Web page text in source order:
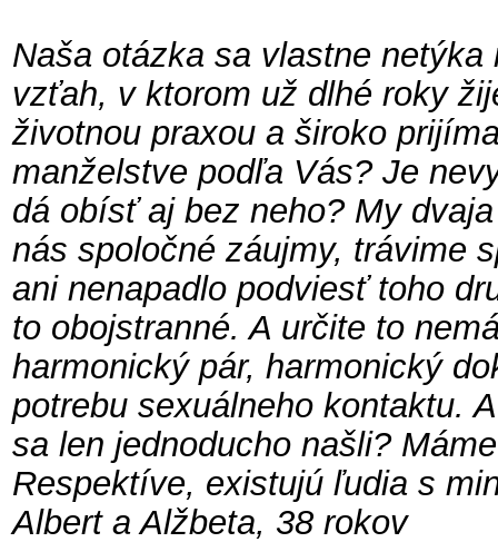
Naša otázka sa vlastne
vzťah, v ktorom už dlhé roky
životnou praxou a široko
manželstve podľa Vás? Je
dá obísť aj bez neho? My
nás spoločné záujmy, trávime
ani nenapadlo podviesť toho
to obojstranné. A určite to
harmonický pár, harmonický
potrebu sexuálneho kontaktu.
sa len jednoducho našli?
Respektíve, existujú ľudia s
Albert a Alžbeta, 38 rokov